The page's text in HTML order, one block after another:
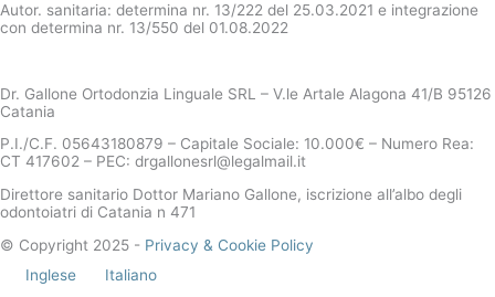
Autor. sanitaria: determina nr. 13/222 del 25.03.2021 e integrazione
con determina nr. 13/550 del 01.08.2022
Dr. Gallone Ortodonzia Linguale SRL – V.le Artale Alagona 41/B 95126
Catania
P.I./C.F. 05643180879 – Capitale Sociale: 10.000€ – Numero Rea:
CT 417602 – PEC: drgallonesrl@legalmail.it
Direttore sanitario Dottor Mariano Gallone, iscrizione all’albo degli
odontoiatri di Catania n 471
© Copyright 2025 - Privacy & Cookie Policy
Inglese
Italiano